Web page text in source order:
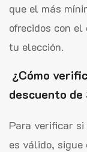
que el más
ofrecidos con
tu elección.
¿Cómo
descuento
Para verificar si
es válido, sigue